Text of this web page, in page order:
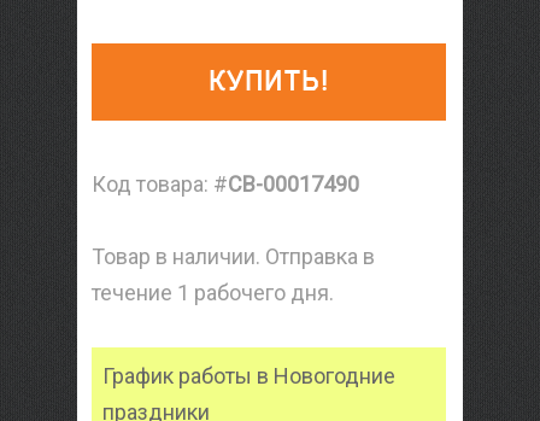
КУПИТЬ!
Код товара: #CB-00017490
Товар в наличии. Отправка в
течение 1 рабочего дня.
График работы в Новогодние
праздники